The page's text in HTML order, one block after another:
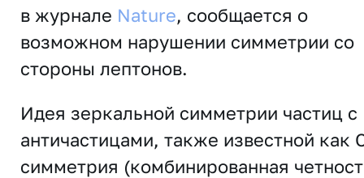
в журнале Nature, сообщается о
возможном нарушении симметрии со
стороны лептонов.
Идея зеркальной симметрии частиц с
античастицами, также известной как
симметрия (комбинированная